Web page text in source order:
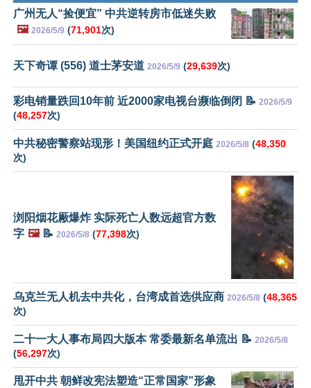
广州无人“捡便宜” 中共逆转房市低迷失败
🖼️ 2026/5/9 (71,901次)
天下奇谭 (556) 道士茅安道 2026/5/9 (29,639次)
彩电销量跌回10年前 近2000家电视台濒临倒闭 📝 2026/5/9
(48,257次)
中共秘密警察站现形！美国纽约正式开庭 2026/5/8 (48,350
次)
浏阳烟花厰爆炸 实际死亡人数远超官方数
字 🖼️📝 2026/5/8 (77,398次)
乌克兰无人机去中共化，台湾成首选供应商 2026/5/8 (48,365
次)
二十一大人事布局四大版本 常委最新名单流出 📝 2026/5/8
(56,297次)
甩开中共 朝鲜改宪法塑造“正常国家”形象